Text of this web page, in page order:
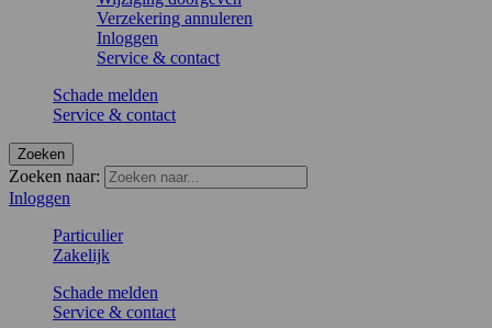
Verzekering annuleren
Inloggen
Service & contact
Schade melden
Service & contact
Zoeken
Zoeken naar:
Inloggen
Particulier
Zakelijk
Schade melden
Service & contact